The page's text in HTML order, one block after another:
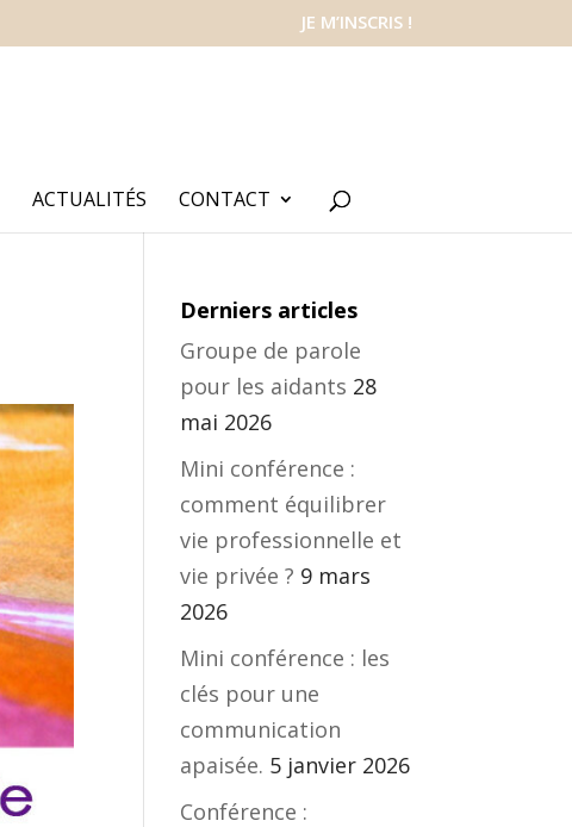
JE M’INSCRIS !
ACTUALITÉS CONTACT
Derniers articles
Groupe de parole
pour les aidants 28
mai 2026
Mini conférence :
comment équilibrer
vie professionnelle et
vie privée ? 9 mars
2026
Mini conférence : les
clés pour une
communication
apaisée. 5 janvier 2026
Conférence :